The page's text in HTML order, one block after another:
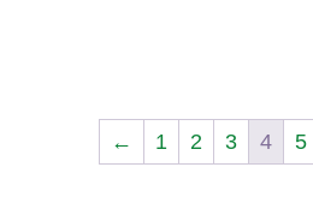
← 1 2 3 4 5